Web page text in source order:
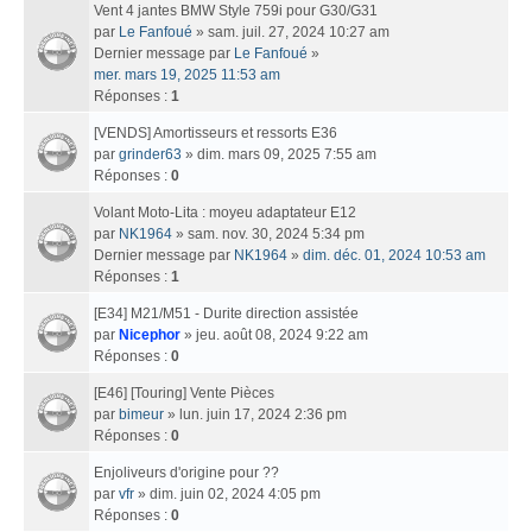
Vent 4 jantes BMW Style 759i pour G30/G31
par Le Fanfoué » sam. juil. 27, 2024 10:27 am
Dernier message par Le Fanfoué »
mer. mars 19, 2025 11:53 am
Réponses : 1
[VENDS] Amortisseurs et ressorts E36
par grinder63 » dim. mars 09, 2025 7:55 am
Réponses : 0
Volant Moto-Lita : moyeu adaptateur E12
par NK1964 » sam. nov. 30, 2024 5:34 pm
Dernier message par NK1964 » dim. déc. 01, 2024 10:53 am
Réponses : 1
[E34] M21/M51 - Durite direction assistée
par Nicephor » jeu. août 08, 2024 9:22 am
Réponses : 0
[E46] [Touring] Vente Pièces
par bimeur » lun. juin 17, 2024 2:36 pm
Réponses : 0
Enjoliveurs d'origine pour ??
par vfr » dim. juin 02, 2024 4:05 pm
Réponses : 0